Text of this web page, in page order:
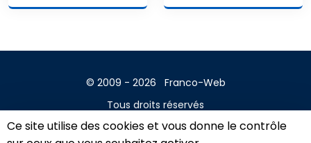
Ce site utilise des cookies et vous donne le contrôle
© 2009 - 2026
Franco-Web
Tous droits réservés
Contact